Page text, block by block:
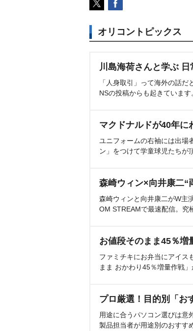
オリコントピックス
川島海荷さんと学ぶ
「人身取引」って海外の話
NSの投稿からも起きていま
マクドナルドが40年に
ユニフォームの右袖には出場
ン」をつけて学童球児たちが
森崎ウィン×向井康二“
森崎ウィンと向井康二がW主
OM STREAMで最速配信。究
お値段そのまま45％増
ファミチキにお弁当にアイス
まま おかわり45％増量作戦
プロ厳選！目的別「お
用途に合うパソコン選びは意
製品担当者が用途別のおすす